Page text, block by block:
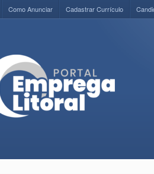
Como Anunciar Cadastrar Currículo